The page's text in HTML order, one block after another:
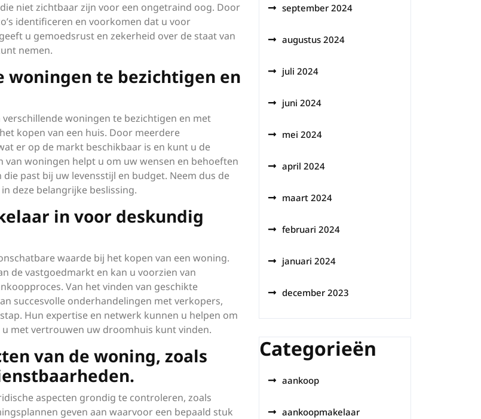
niet zichtbaar zijn voor een ongetraind oog. Door
identificeren en voorkomen dat u voor
u gemoedsrust en zekerheid over de staat van
nemen.
te bezichtigen en
woningen te bezichtigen en met
kopen van een huis. Door meerdere
er op de markt beschikbaar is en kunt u de
woningen helpt u om uw wensen en behoeften
past bij uw levensstijl en budget. Neem dus de
deze belangrijke beslissing.
in voor deskundig
waarde bij het kopen van een woning.
de vastgoedmarkt en kan u voorzien van
Van het vinden van geschikte
succesvolle onderhandelingen met verkopers,
Hun expertise en netwerk kunnen u helpen om
met vertrouwen uw droomhuis kunt vinden.
van de woning, zoals
aspecten grondig te controleren, zoals
geven aan waarvoor een bepaald stuk
september 2024
augustus 2024
juli 2024
juni 2024
mei 2024
april 2024
maart 2024
februari 2024
januari 2024
december 2023
Categorieën
aankoop
aankoopmakelaar